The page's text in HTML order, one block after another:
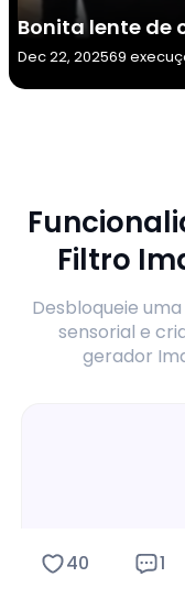
Bonita lente de
Dec 22, 202569
Filtro
Desbloqueie
sensorial e
gerador
40 1